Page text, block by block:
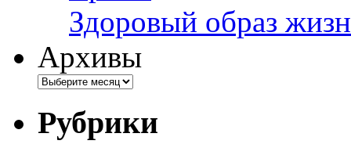
Здоровый образ
Архивы
Рубрики